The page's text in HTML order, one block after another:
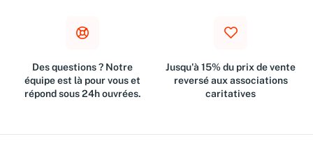
Des questions ? Notre
équipe est là pour vous et
répond sous 24h ouvrées.
Jusqu'à 15% du prix de vente
reversé aux associations
caritatives